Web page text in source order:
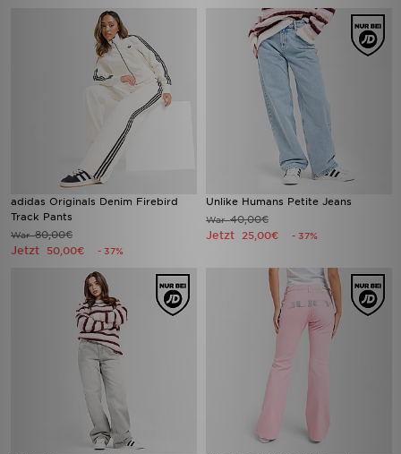
adidas Originals Denim Firebird
Track Pants
War80,00€
Jetzt 50,00€ - 37%
Unlike Humans Petite Jeans
War40,00€
Jetzt 25,00€ - 37%